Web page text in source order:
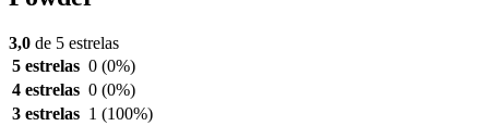
3,0 de 5 estrelas
5 estrelas 0 (0%)
4 estrelas 0 (0%)
3 estrelas 1 (100%)